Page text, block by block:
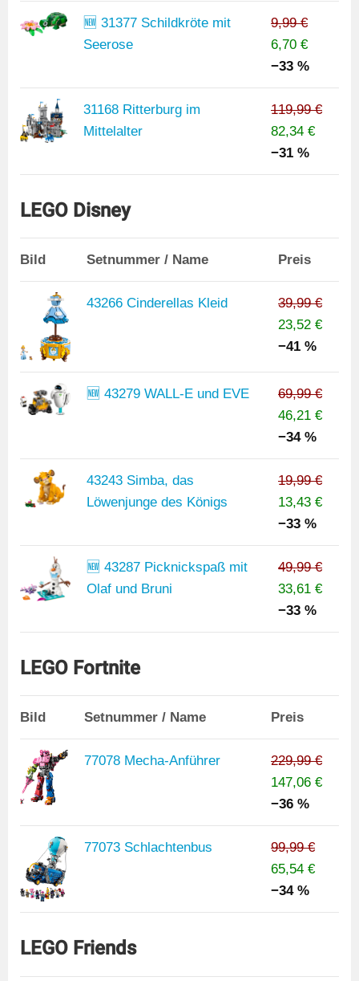
🆕 31377 Schildkröte mit
Seerose
9,99 €
6,70 €
−33 %
31168 Ritterburg im
Mittelalter
119,99 €
82,34 €
−31 %
LEGO Disney
Bild Setnummer / Name Preis
43266 Cinderellas Kleid
39,99 €
23,52 €
−41 %
🆕 43279 WALL-E und EVE
69,99 €
46,21 €
−34 %
43243 Simba, das
Löwenjunge des Königs
19,99 €
13,43 €
−33 %
🆕 43287 Picknickspaß mit
Olaf und Bruni
49,99 €
33,61 €
−33 %
LEGO Fortnite
Bild Setnummer / Name Preis
77078 Mecha-Anführer
229,99 €
147,06 €
−36 %
77073 Schlachtenbus
99,99 €
65,54 €
−34 %
LEGO Friends